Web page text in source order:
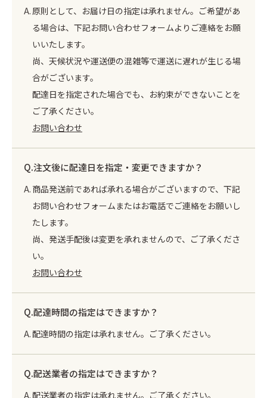
原則として、お届け日の指定は承れません。ご希望があ
る場合は、下記お問い合わせフォームよりご連絡をお願
いいたします。
尚、天候状況や運送便の混雑等で運送に遅れが生じる場
合がございます。
配達日を指定された場合でも、お約束ができないことを
ご了承ください。
お問い合わせ
注文後に配達日を指定・変更できますか？
商品発送前であれば承れる場合がございますので、下記
お問い合わせフォームまたはお電話でご連絡をお願いし
たします。
尚、発送手配後は変更を承れませんので、ご了承くださ
い。
お問い合わせ
配達時間の指定はできますか？
配達時間の指定は承れません。ご了承ください。
配送業者の指定はできますか？
配送業者の指定は承れません。ご了承ください。